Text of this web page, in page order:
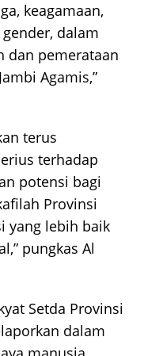
keagamaan,
dalam
dan pemerataan
Agamis,”
terus
terhadap
potensi bagi
Provinsi
yang lebih baik
pungkas Al
Setda Provinsi
dalam